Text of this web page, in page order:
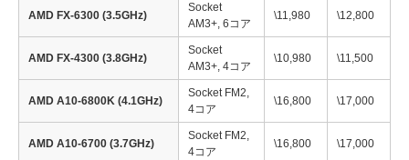
AMD FX-6300 (3.5GHz)
Socket
AM3+, 6コア
\11,980 \12,800
AMD FX-4300 (3.8GHz)
Socket
AM3+, 4コア
\10,980 \11,500
AMD A10-6800K (4.1GHz)
Socket FM2,
4コア
\16,800 \17,000
AMD A10-6700 (3.7GHz)
Socket FM2,
4コア
\16,800 \17,000